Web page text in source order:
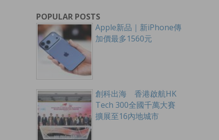
POPULAR POSTS
Apple新品｜新iPhone傳
加價最多1560元
創科出海 香港啟航HK
Tech 300全國千萬大賽
擴展至16內地城市